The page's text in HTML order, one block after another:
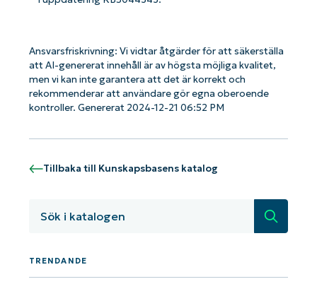
Ansvarsfriskrivning: Vi vidtar åtgärder för att säkerställa
att AI-genererat innehåll är av högsta möjliga kvalitet,
men vi kan inte garantera att det är korrekt och
rekommenderar att användare gör egna oberoende
kontroller. Genererat 2024-12-21 06:52 PM
Tillbaka till Kunskapsbasens katalog
Sök
TRENDANDE
Kom igång med NinjaOne AI-drivna
KB-analyser!
First
last
name*
email*
Company